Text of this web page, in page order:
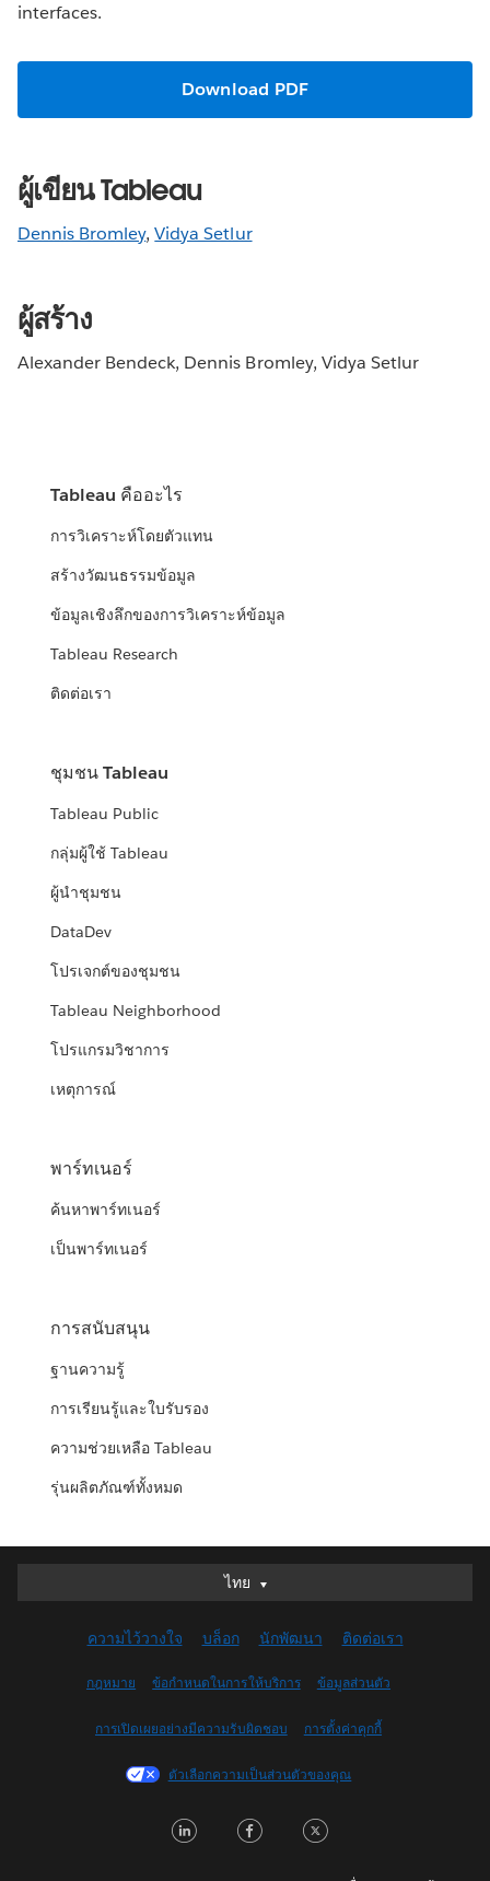
interfaces.
Download PDF
ผู้เขียน Tableau
Dennis Bromley,Vidya Setlur
ผู้สร้าง
Alexander Bendeck, Dennis Bromley, Vidya Setlur
Tableau คืออะไร
การวิเคราะห์โดยตัวแทน
สร้างวัฒนธรรมข้อมูล
ข้อมูลเชิงลึกของการวิเคราะห์ข้อมูล
Tableau Research
ติดต่อเรา
ชุมชน Tableau
Tableau Public
กลุ่มผู้ใช้ Tableau
ผู้นำชุมชน
DataDev
โปรเจกต์ของชุมชน
Tableau Neighborhood
โปรแกรมวิชาการ
เหตุการณ์
พาร์ทเนอร์
ค้นหาพาร์ทเนอร์
เป็นพาร์ทเนอร์
การสนับสนุน
ฐานความรู้
การเรียนรู้และใบรับรอง
ความช่วยเหลือ Tableau
รุ่นผลิตภัณฑ์ทั้งหมด
ไทย
ไทย
English (UK)
English (US)
Français (Canada)
Français (France)
日本語
ความไว้วางใจ บล็อก นักพัฒนา ติดต่อเรา
กฎหมาย ข้อกำหนดในการให้บริการ ข้อมูลส่วนตัว
การเปิดเผยอย่างมีความรับผิดชอบ การตั้งค่าคุกกี้
ตัวเลือกความเป็นส่วนตัวของคุณ
LinkedInFacebook